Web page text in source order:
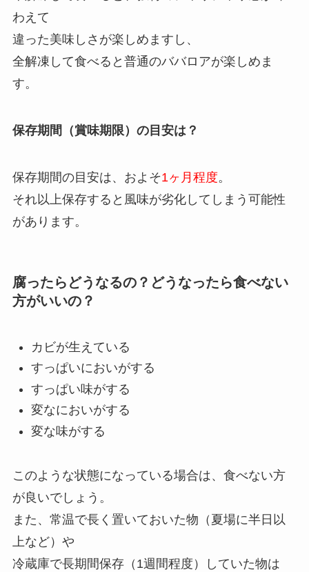
わえて
違った美味しさが楽しめますし、
全解凍して食べると普通のババロアが楽しめま
す。
保存期間（賞味期限）の目安は？
保存期間の目安は、およそ1ヶ月程度。
それ以上保存すると風味が劣化してしまう可能性
があります。
腐ったらどうなるの？どうなったら食べない
方がいいの？
カビが生えている
すっぱいにおいがする
すっぱい味がする
変なにおいがする
変な味がする
このような状態になっている場合は、食べない方
が良いでしょう。
また、常温で長く置いておいた物（夏場に半日以
上など）や
冷蔵庫で長期間保存（1週間程度）していた物は